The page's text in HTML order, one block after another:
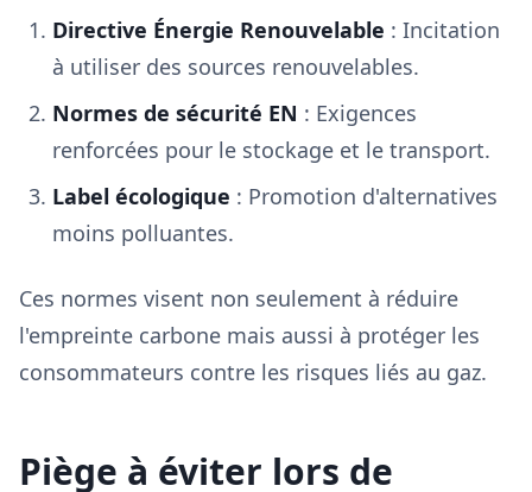
Directive Énergie Renouvelable : Incitation
à utiliser des sources renouvelables.
Normes de sécurité EN : Exigences
renforcées pour le stockage et le transport.
Label écologique : Promotion d'alternatives
moins polluantes.
Ces normes visent non seulement à réduire
l'empreinte carbone mais aussi à protéger les
consommateurs contre les risques liés au gaz.
Piège à éviter lors de